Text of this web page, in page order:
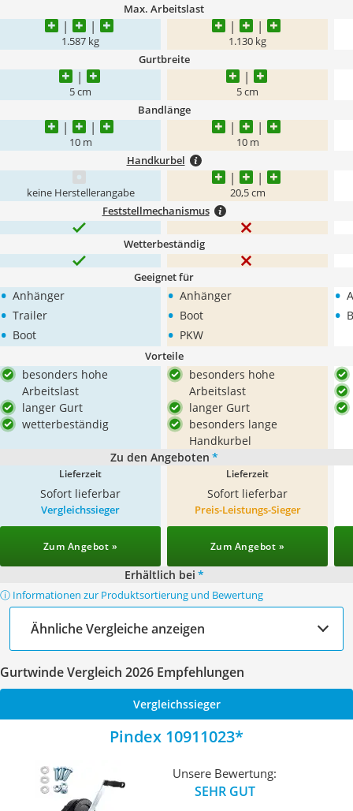
Max. Arbeitslast
1.587 kg 1.130 kg
Gurtbreite
5 cm 5 cm
Bandlänge
10 m 10 m
Handkurbel
keine Herstellerangabe 20,5 cm
Feststellmechanismus
Wetterbeständig
Geeignet für
• Anhänger
• Trailer
• Boot
• Anhänger
• Boot
• PKW
•
•
Vorteile
besonders hohe
Arbeitslast
langer Gurt
wetterbeständig
besonders hohe
Arbeitslast
langer Gurt
besonders lange
Handkurbel
Zu den Angeboten *
Lieferzeit
Sofort lieferbar
Lieferzeit
Sofort lieferbar
Vergleichssieger
Zum Angebot »
Preis-Leistungs-Sieger
Zum Angebot »
Erhältlich bei *
ⓘ Informationen zur Produktsortierung und Bewertung
Ähnliche Vergleiche anzeigen
Gurtwinde Vergleich 2026 Empfehlungen
Vergleichssieger
Pindex 10911023
Unsere Bewertung:
SEHR GUT